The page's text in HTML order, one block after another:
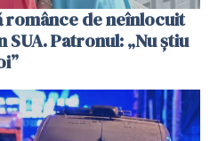
românce de neînlocuit
Patronul: „Nu știu